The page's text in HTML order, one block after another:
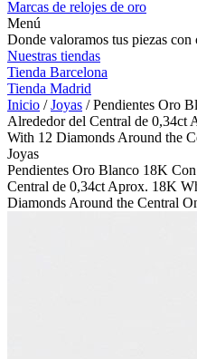
Marcas de relojes de oro
Menú
Donde valoramos tus piezas con
Nuestras tiendas
Tienda Barcelona
Tienda Madrid
Inicio /Joyas / Pendientes Oro
Alrededor del Central de
With 12 Diamonds Around the
Joyas
Pendientes Oro Blanco 18K
Central de 0,34ct Aprox. 18K
Diamonds Around the Central